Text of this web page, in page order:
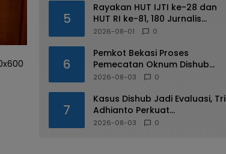
5
Rayakan HUT IJTI ke-28 dan
HUT RI ke-81, 180 Jurnalis
Jabodetabek Adu di IJTI
2026-08-01 0
6
Pemkot Bekasi Proses
Pemecatan Oknum Dishub
Yang Diduga Lakukan Pungli
2026-08-03 0
7
Kasus Dishub Jadi Evaluasi, Tri
Adhianto Perkuat
Pengawasan Aparatur
2026-08-03 0